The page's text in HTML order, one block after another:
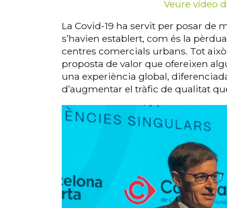
Veure vídeo
La Covid-19 ha servit per posar de
s’havien establert, com és la
centres comercials urbans. Tot
proposta de valor que ofereixen
una experiència global,
d’augmentar el tràfic de qualitat